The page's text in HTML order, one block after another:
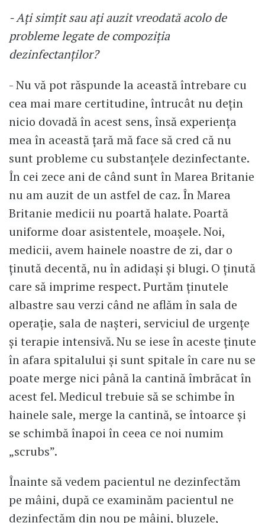
- Ați simțit sau ați auzit vreodată acolo de
probleme legate de compoziția
dezinfectanților?
- Nu vă pot răspunde la această întrebare cu
cea mai mare certitudine, întrucât nu dețin
nicio dovadă în acest sens, însă experiența
mea în această țară mă face să cred că nu
sunt probleme cu substanțele dezinfectante.
În cei zece ani de când sunt în Marea Britanie
nu am auzit de un astfel de caz. În Marea
Britanie medicii nu poartă halate. Poartă
uniforme doar asistentele, moașele. Noi,
medicii, avem hainele noastre de zi, dar o
ținută decentă, nu în adidași și blugi. O ținută
care să imprime respect. Purtăm ținutele
albastre sau verzi când ne aflăm în sala de
operație, sala de nașteri, serviciul de urgențe
și terapie intensivă. Nu se iese în aceste ținute
în afara spitalului și sunt spitale în care nu se
poate merge nici până la cantină îmbrăcat în
acest fel. Medicul trebuie să se schimbe în
hainele sale, merge la cantină, se întoarce și
se schimbă înapoi în ceea ce noi numim
„scrubs”.
Înainte să vedem pacientul ne dezinfectăm
pe mâini, după ce examinăm pacientul ne
dezinfectăm din nou pe mâini, bluzele,